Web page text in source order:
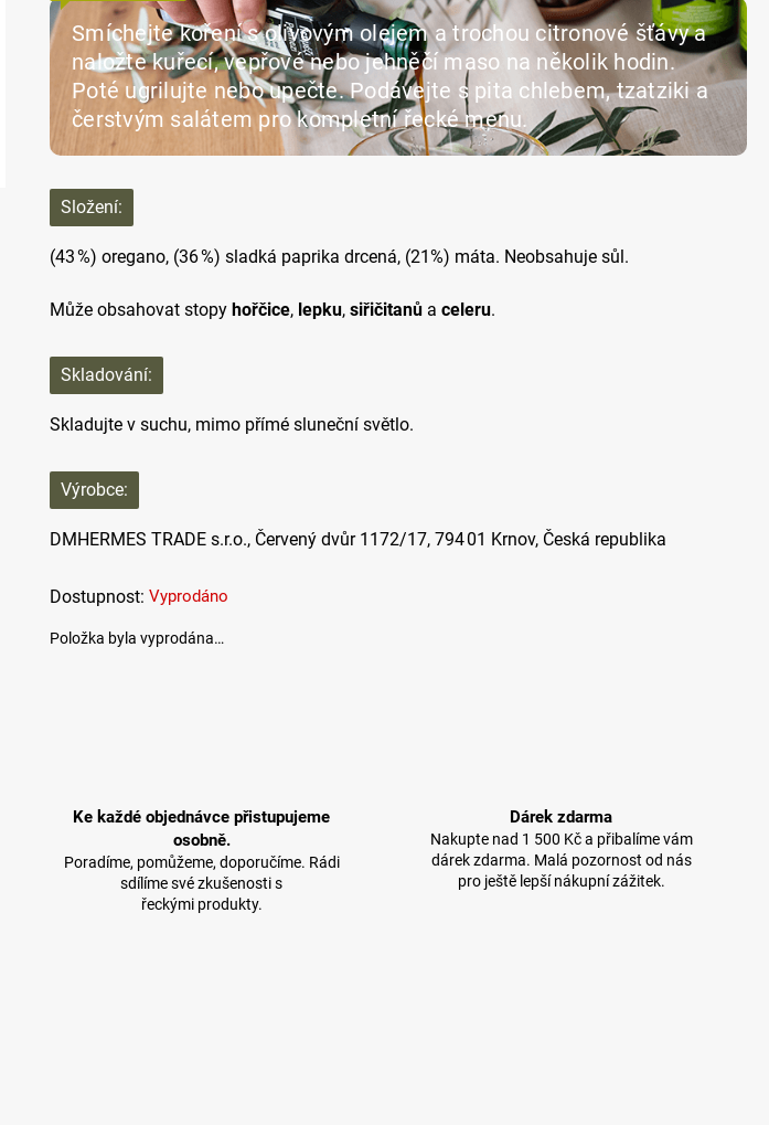
Vyprodáno
Položka byla vyprodána…
Smíchejte koření s olivovým olejem a trochou citronové šťávy a
naložte kuřecí, vepřové nebo jehněčí maso na několik hodin.
Poté ugrilujte nebo upečte. Podávejte s pita chlebem, tzatziki a
čerstvým salátem pro kompletní řecké menu.
Složení:
(43 %) oregano, (36 %) sladká paprika drcená, (21%) máta. Neobsahuje sůl.
Může obsahovat stopy hořčice, lepku, siřičitanů a celeru.
Skladování:
Skladujte v suchu, mimo přímé sluneční světlo.
Výrobce:
DMHERMES TRADE s.r.o., Červený dvůr 1172/17, 794 01 Krnov, Česká republika
Ke každé objednávce přistupujeme
osobně.
Poradíme, pomůžeme, doporučíme. Rádi
sdílíme své zkušenosti s
řeckými produkty.
Dárek zdarma
Nakupte nad 1 500 Kč a přibalíme vám
dárek zdarma. Malá pozornost od nás
pro ještě lepší nákupní zážitek.